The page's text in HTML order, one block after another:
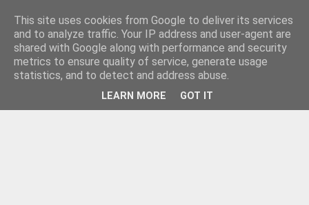
This site uses cookies from Google to deliver its services
and to analyze traffic. Your IP address and user-agent are
shared with Google along with performance and security
metrics to ensure quality of service, generate usage
statistics, and to detect and address abuse.
LEARN MORE GOT IT